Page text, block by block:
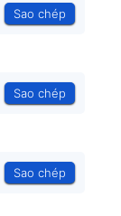
Sao chép
Sao chép
Sao chép